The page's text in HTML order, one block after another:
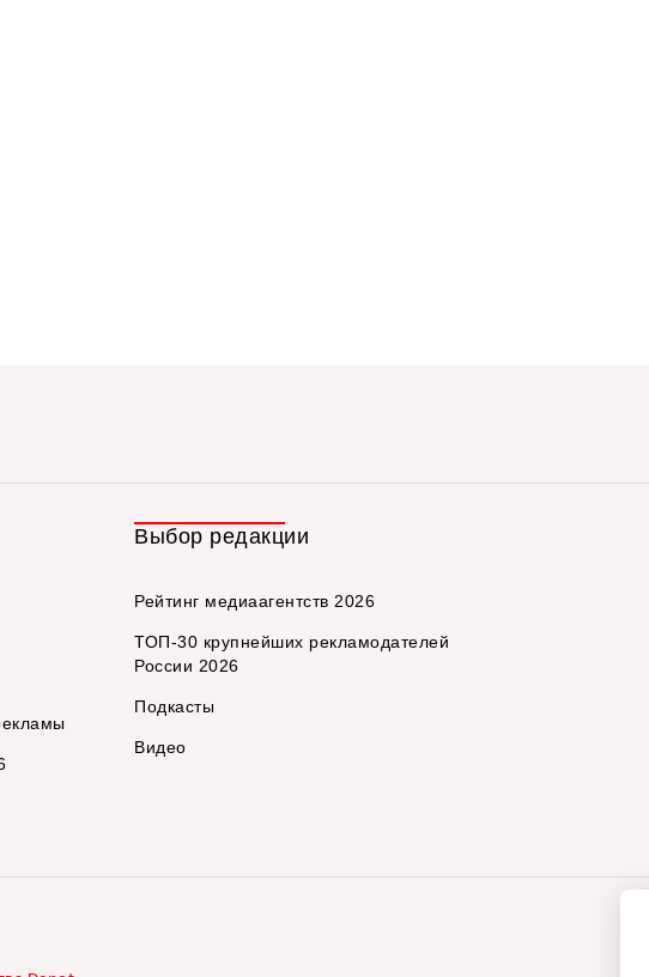
Выбор редакции
Рейтинг медиаагентств 2026
ТОП-30 крупнейших рекламодателей
России 2026
Подкасты
Видео